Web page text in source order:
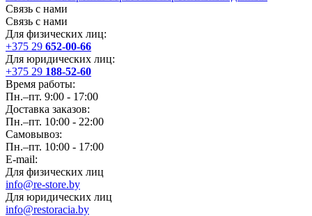
Связь с нами
Связь с нами
Для физических лиц:
+375 29 652-00-66
Для юридических лиц:
+375 29 188-52-60
Время работы:
Пн.–пт. 9:00 - 17:00
Доставка заказов:
Пн.–пт. 10:00 - 22:00
Самовывоз:
Пн.–пт. 10:00 - 17:00
E-mail:
Для физических лиц
info@re-store.by
Для юридических лиц
info@restoracia.by